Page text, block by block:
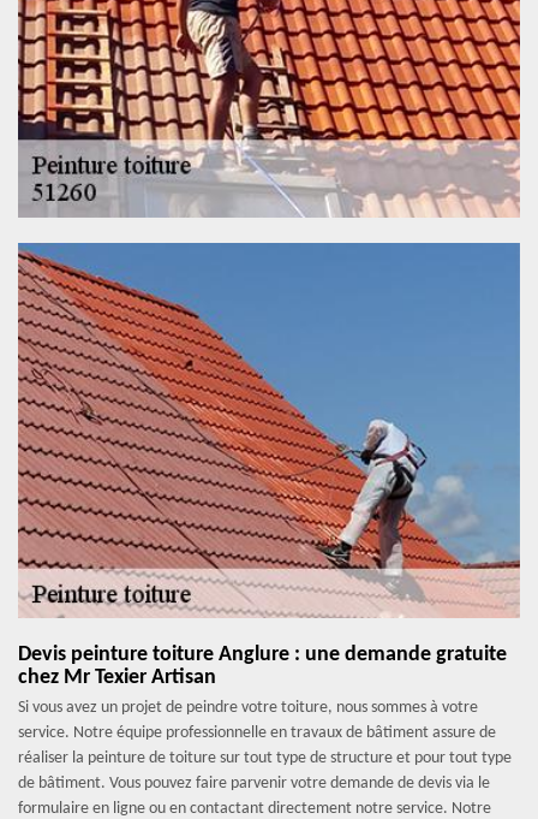
Devis peinture toiture Anglure : une demande gratuite
chez Mr Texier Artisan
Si vous avez un projet de peindre votre toiture, nous sommes à votre
service. Notre équipe professionnelle en travaux de bâtiment assure de
réaliser la peinture de toiture sur tout type de structure et pour tout type
de bâtiment. Vous pouvez faire parvenir votre demande de devis via le
formulaire en ligne ou en contactant directement notre service. Notre